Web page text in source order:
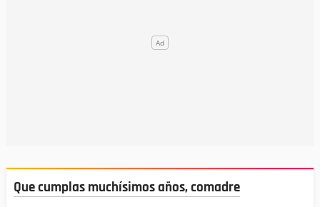
Que cumplas muchísimos años, comadre